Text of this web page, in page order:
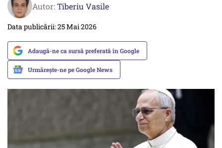
Autor:Tiberiu Vasile
Data publicării: 25 Mai 2026
Adaugă-ne ca sursă preferată în Google
Urmărește-ne pe Google News